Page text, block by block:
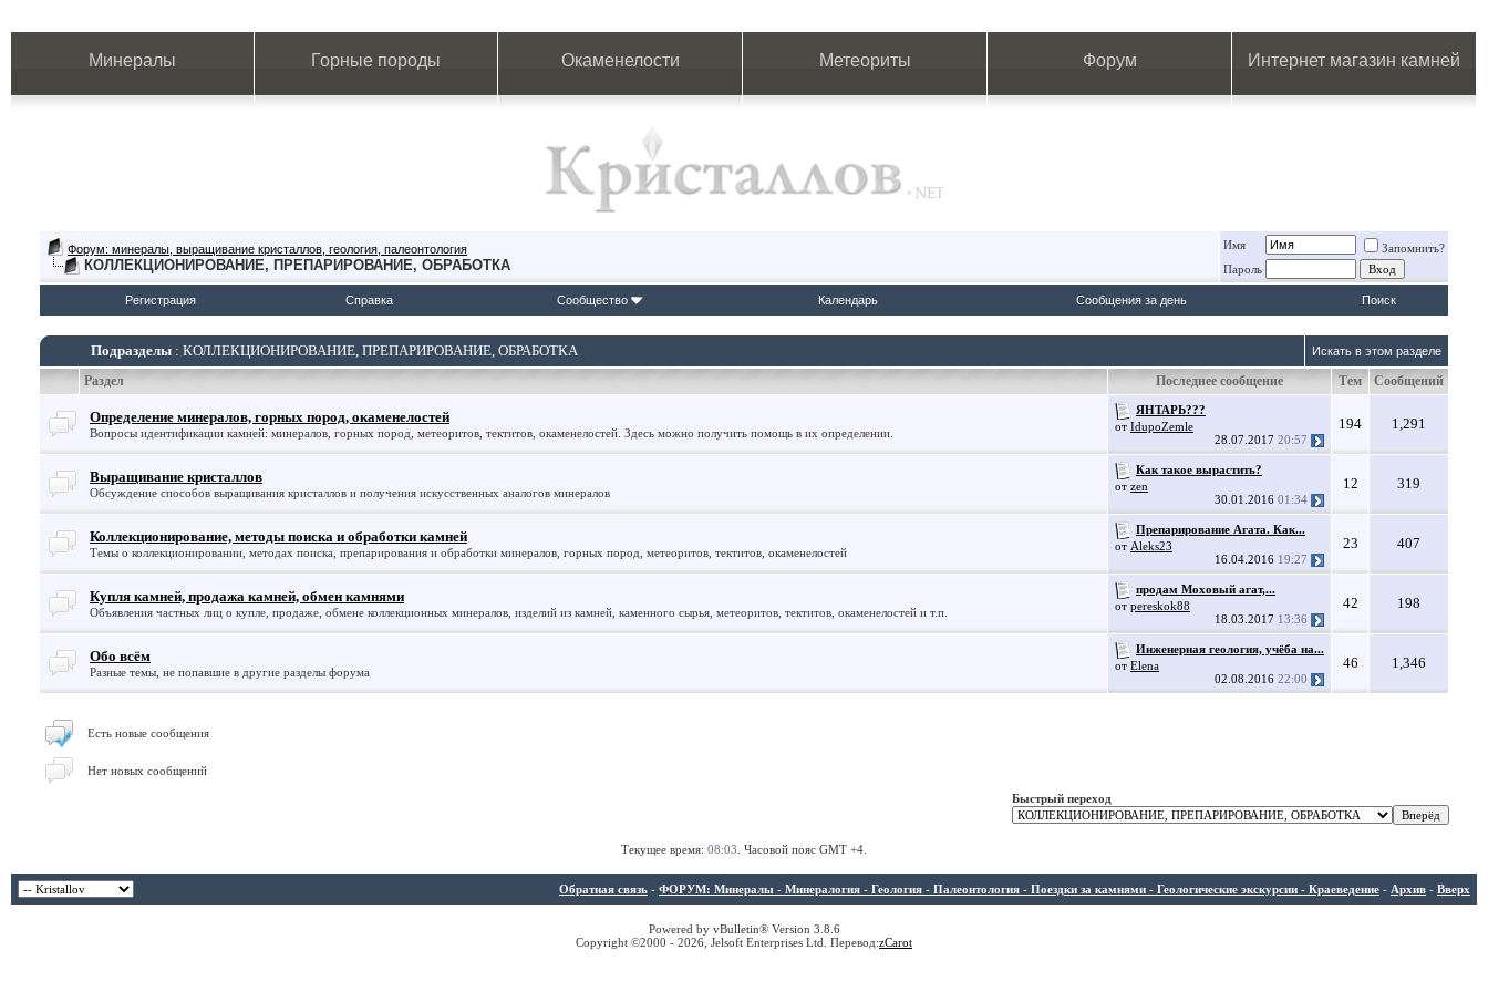
Минералы Горные породы Окаменелости Метеориты Форум Интернет магазин камней
Форум: минералы, выращивание кристаллов, геология, палеонтология
КОЛЛЕКЦИОНИРОВАНИЕ, ПРЕПАРИРОВАНИЕ, ОБРАБОТКА
Имя
Запомнить?
Пароль
Регистрация Справка Сообщество Календарь Сообщения за день Поиск
Подразделы : КОЛЛЕКЦИОНИРОВАНИЕ, ПРЕПАРИРОВАНИЕ, ОБРАБОТКА Искать в этом разделе
Раздел Последнее сообщение Тем Сообщений
Определение минералов, горных пород, окаменелостей
Вопросы идентификации камней: минералов, горных пород, метеоритов, тектитов, окаменелостей. Здесь можно получить помощь в их определении.
ЯНТАРЬ???
от IdupoZemle
28.07.2017 20:57
194 1,291
Выращивание кристаллов
Обсуждение способов выращивания кристаллов и получения искусственных аналогов минералов
Как такое вырастить?
от zen
30.01.2016 01:34
12 319
Коллекционирование, методы поиска и обработки камней
Темы о коллекционировании, методах поиска, препарирования и обработки минералов, горных пород, метеоритов, тектитов, окаменелостей
Препарирование Агата. Как...
от Aleks23
16.04.2016 19:27
23 407
Купля камней, продажа камней, обмен камнями
Объявления частных лиц о купле, продаже, обмене коллекционных минералов, изделий из камней, каменного сырья, метеоритов, тектитов, окаменелостей и т.п.
продам Моховый агат,...
от pereskok88
18.03.2017 13:36
42 198
Обо всём
Разные темы, не попавшие в другие разделы форума
Инженерная геология, учёба на...
от Elena
02.08.2016 22:00
46 1,346
Есть новые сообщения
Нет новых сообщений
Быстрый переход
Текущее время: 08:03 . Часовой пояс GMT +4.
Обратная связь - ФОРУМ: Минералы - Минералогия - Геология - Палеонтология - Поездки за камнями - Геологические экскурсии - Краеведение - Архив - Вверх
Powered by vBulletin® Version 3.8.6
Copyright ©2000 - 2026, Jelsoft Enterprises Ltd. Перевод:zCarot